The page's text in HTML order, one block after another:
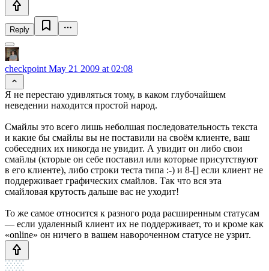
Reply
checkpoint May 21 2009 at 02:08
Я не перестаю удивляться тому, в каком глубочайшем
неведении находится простой народ.
Смайлы это всего лишь неболшая последовательность текста
и какие бы смайлы вы не поставили на своём клиенте, ваш
собеседних их никогда не увидит. А увидит он либо свои
смайлы (кторые он себе поставил или которые присутствуют
в его клиенте), либо строки теста типа :-) и 8-[] если клиент не
поддерживает графических смайлов. Так что вся эта
смайловая крутость дальше вас не уходит!
То же самое относится к разного рода расширенным статусам
— если удаленный клиент их не поддерживает, то и кроме как
«online» он ничего в вашем навороченном статусе не узрит.